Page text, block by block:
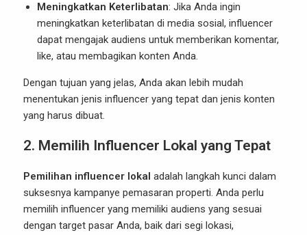
Meningkatkan Keterlibatan: Jika Anda ingin
meningkatkan keterlibatan di media sosial, influencer
dapat mengajak audiens untuk memberikan komentar,
like, atau membagikan konten Anda.
Dengan tujuan yang jelas, Anda akan lebih mudah
menentukan jenis influencer yang tepat dan jenis konten
yang harus dibuat.
2. Memilih Influencer Lokal yang Tepat
Pemilihan influencer lokal adalah langkah kunci dalam
suksesnya kampanye pemasaran properti. Anda perlu
memilih influencer yang memiliki audiens yang sesuai
dengan target pasar Anda, baik dari segi lokasi,